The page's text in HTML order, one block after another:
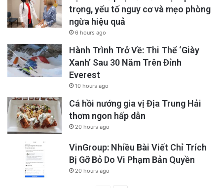
trọng, yếu tố nguy cơ và mẹo phòng
ngừa hiệu quả
6 hours ago
Hành Trình Trở Về: Thi Thể ‘Giày
Xanh’ Sau 30 Năm Trên Đỉnh
Everest
10 hours ago
Cá hồi nướng gia vị Địa Trung Hải
thơm ngon hấp dẫn
20 hours ago
VinGroup: Nhiều Bài Viết Chỉ Trích
Bị Gỡ Bỏ Do Vi Phạm Bản Quyền
20 hours ago